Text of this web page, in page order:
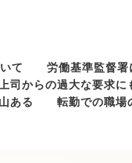
て
労働基準監督
司からの過大な要求
ある 転勤での職場